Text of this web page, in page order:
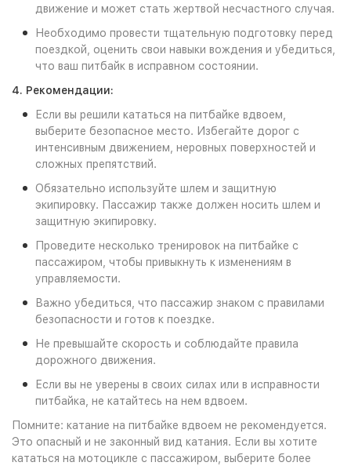
движение и может стать жертвой несчастного случая.
Необходимо провести тщательную подготовку перед
поездкой, оценить свои навыки вождения и убедиться,
что ваш питбайк в исправном состоянии.
4. Рекомендации:
Если вы решили кататься на питбайке вдвоем,
выберите безопасное место. Избегайте дорог с
интенсивным движением, неровных поверхностей и
сложных препятствий.
Обязательно используйте шлем и защитную
экипировку. Пассажир также должен носить шлем и
защитную экипировку.
Проведите несколько тренировок на питбайке с
пассажиром, чтобы привыкнуть к изменениям в
управляемости.
Важно убедиться, что пассажир знаком с правилами
безопасности и готов к поездке.
Не превышайте скорость и соблюдайте правила
дорожного движения.
Если вы не уверены в своих силах или в исправности
питбайка, не катайтесь на нем вдвоем.
Помните: катание на питбайке вдвоем не рекомендуется.
Это опасный и не законный вид катания. Если вы хотите
кататься на мотоцикле с пассажиром, выберите более